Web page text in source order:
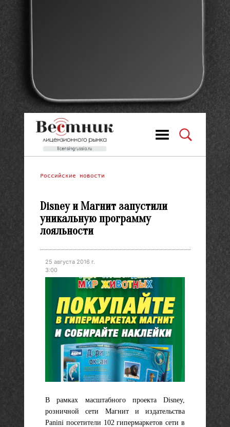
Российские новости
Disney и Магнит запустили
уникальную программу
лояльности
25 августа 2016 г.
3:00
В рамках масштабного проекта Disney,
розничной сети Магнит и издательства
Panini посетители 102 гипермаркетов сети в